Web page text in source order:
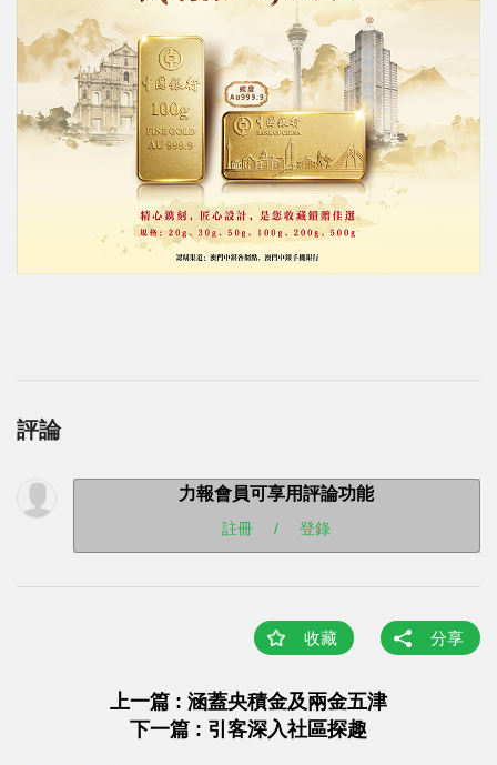
評論
力報會員可享用評論功能
註冊 / 登錄
收藏 分享
上一篇 : 涵蓋央積金及兩金五津
下一篇 : 引客深入社區探趣